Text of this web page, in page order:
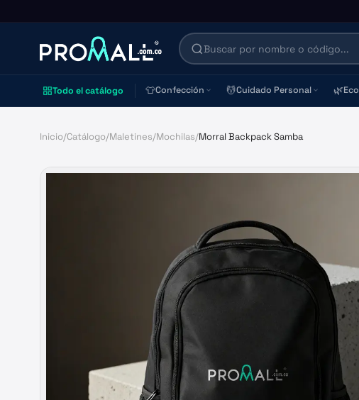
Todo el catálogo 👕Confección 💆Cuidado Personal 🌿Eco
Inicio/Catálogo/Maletines/Mochilas/Morral Backpack Samba